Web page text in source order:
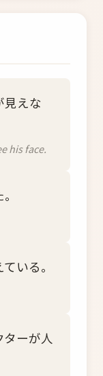
見えな
his face.
いる。
ターが人